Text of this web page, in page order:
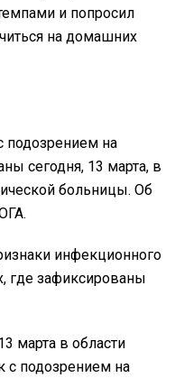
и попросил
на домашних
подозрением на
сегодня, 13 марта, в
больницы. Об
инфекционного
где зафиксированы
марта в области
с подозрением на